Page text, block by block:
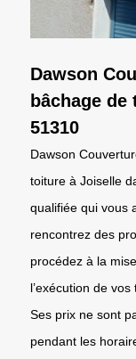
Dawson
bâchage
51310
Dawson
toiture à Joiselle
qualifiée qui vous
rencontrez des
procédez à la
l’exécution de
Ses prix ne sont
pendant les